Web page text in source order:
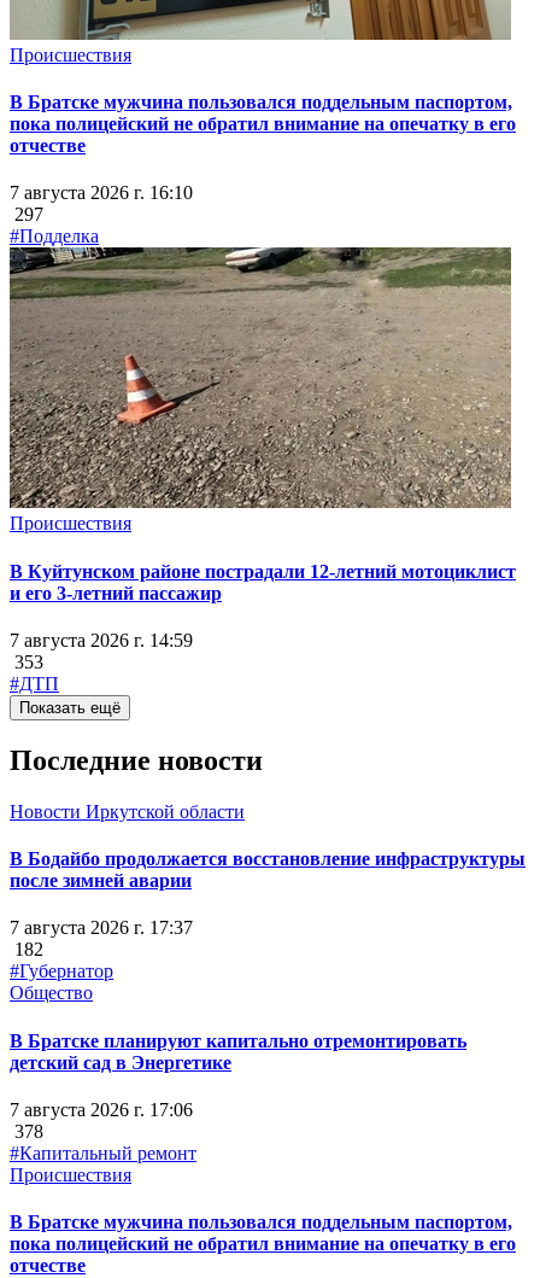
Происшествия
В Братске мужчина пользовался поддельным паспортом,
пока полицейский не обратил внимание на опечатку в его
отчестве
7 августа 2026 г. 16:10
297
#Подделка
Происшествия
В Куйтунском районе пострадали 12-летний мотоциклист
и его 3-летний пассажир
7 августа 2026 г. 14:59
353
#ДТП
Показать ещё
Последние новости
Новости Иркутской области
В Бодайбо продолжается восстановление инфраструктуры
после зимней аварии
7 августа 2026 г. 17:37
182
#Губернатор
Общество
В Братске планируют капитально отремонтировать
детский сад в Энергетике
7 августа 2026 г. 17:06
378
#Капитальный ремонт
Происшествия
В Братске мужчина пользовался поддельным паспортом,
пока полицейский не обратил внимание на опечатку в его
отчестве